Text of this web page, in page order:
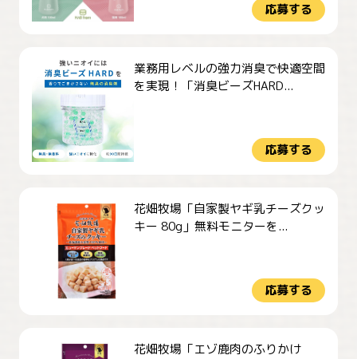
応募する
業務用レベルの強力消臭で快適空間
を実現！「消臭ビーズHARD...
応募する
花畑牧場「自家製ヤギ乳チーズクッ
キー 80g」無料モニターを...
応募する
花畑牧場「エゾ鹿肉のふりかけ